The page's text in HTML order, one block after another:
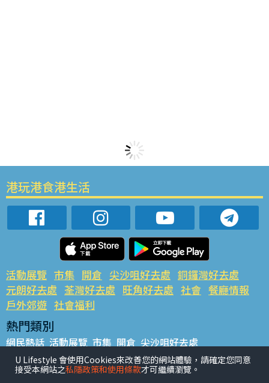
港玩港食港生活
活動展覽 市集 開倉 尖沙咀好去處 銅鑼灣好去處
元朗好去處 荃灣好去處 旺角好去處 社會 餐廳情報
戶外郊遊 社會福利
熱門類別
網民熱話 活動展覽 市集 開倉 尖沙咀好去處
銅鑼灣好去處 元朗好去處 荃灣好去處 旺角好去處 社會
餐廳情報 戶外郊遊
U Lifestyle 會使用Cookies來改善您的網站體驗，請確定您同意
接受本網站之私隱政策和使用條款才可繼續瀏覽。